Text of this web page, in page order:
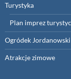
Turystyka
Plan imprez
Ogródek Jordanowski
Atrakcje zimowe